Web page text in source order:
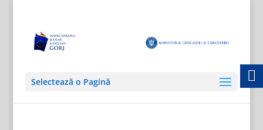
Selectează o Pagină